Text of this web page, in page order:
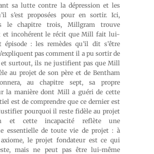
sa lutte contre la dépression et les
s’est proposées pour en sortir. Ici,
le chapitre trois, Millgram trouve
et incohérent le récit que Mill fait lui-
épisode : les remèdes qu’il dit s’être
pas comment il a pu sortir de
et surtout, ils ne justifient pas que Mill
au projet de son père et de Bentham
au chapitre sept, sa propre
la manière dont Mill a guéri de cette
est de comprendre que ce dernier est
pourquoi il reste fidèle au projet
et cette incapacité reflète une
essentielle de toute vie de projet : à
axiome, le projet fondateur est ce qui
mais ne peut pas être lui-même